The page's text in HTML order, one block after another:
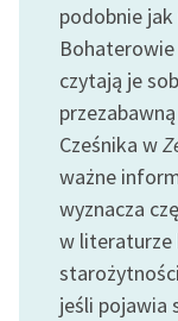
podobnie
czytają je
Cześnika w
ważne
wyznacza
w literaturze
jeśli pojawia